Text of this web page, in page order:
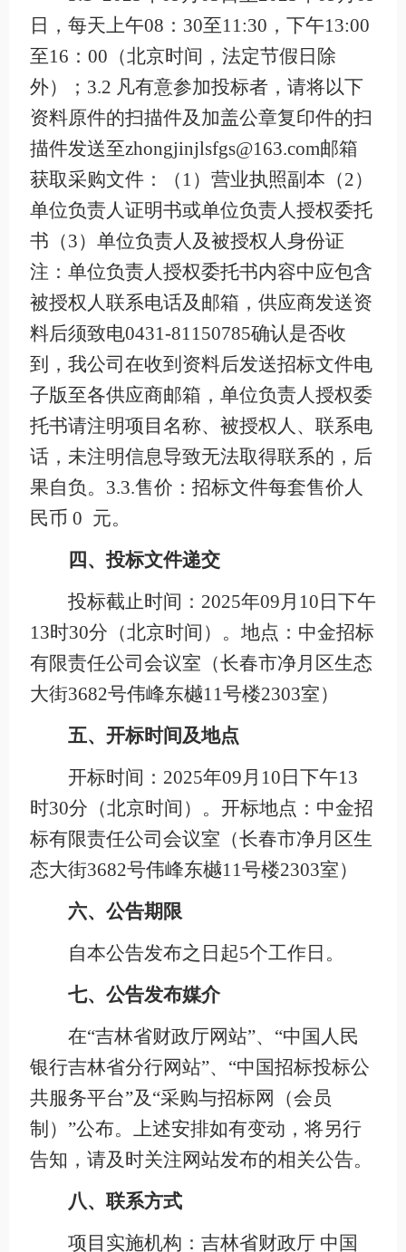
日，每天上午08：30至11:30，下午13:00
至16：00（北京时间，法定节假日除
外）；3.2 凡有意参加投标者，请将以下
资料原件的扫描件及加盖公章复印件的扫
描件发送至zhongjinjlsfgs@163.com邮箱
获取采购文件：（1）营业执照副本（2）
单位负责人证明书或单位负责人授权委托
书（3）单位负责人及被授权人身份证
注：单位负责人授权委托书内容中应包含
被授权人联系电话及邮箱，供应商发送资
料后须致电0431-81150785确认是否收
到，我公司在收到资料后发送招标文件电
子版至各供应商邮箱，单位负责人授权委
托书请注明项目名称、被授权人、联系电
话，未注明信息导致无法取得联系的，后
果自负。3.3.售价：招标文件每套售价人
民币 0 元。
四、投标文件递交
投标截止时间：2025年09月10日下午
13时30分（北京时间）。地点：中金招标
有限责任公司会议室（长春市净月区生态
大街3682号伟峰东樾11号楼2303室）
五、开标时间及地点
开标时间：2025年09月10日下午13
时30分（北京时间）。开标地点：中金招
标有限责任公司会议室（长春市净月区生
态大街3682号伟峰东樾11号楼2303室）
六、公告期限
自本公告发布之日起5个工作日。
七、公告发布媒介
在“吉林省财政厅网站”、“中国人民
银行吉林省分行网站”、“中国招标投标公
共服务平台”及“采购与招标网（会员
制）”公布。上述安排如有变动，将另行
告知，请及时关注网站发布的相关公告。
八、联系方式
项目实施机构：吉林省财政厅 中国